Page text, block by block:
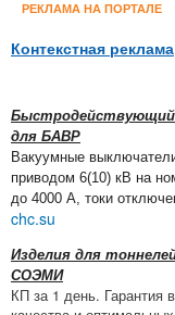
РЕКЛАМА НА ПОРТАЛЕ
Контекстная реклама
для БАВР
Вакуумные
приводом 6(10) кВ на
до 4000 А, токи
chc.su
Изделия для
СОЭМИ
КП за 1 день. Гарантия